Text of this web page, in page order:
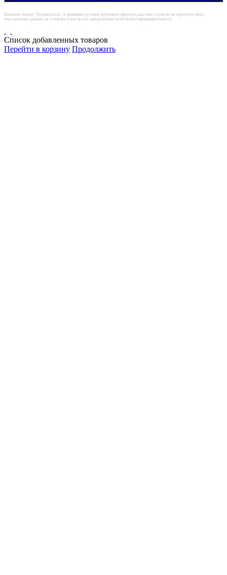
Нажимая кнопку "Подписаться", я принимаю условия публичной оферты и даю своё согласие на обработку моих
персональных данных, на условиях и для целей, определенных политикой конфиденциальности.
Список добавленных товаров
Перейти в корзину Продолжить